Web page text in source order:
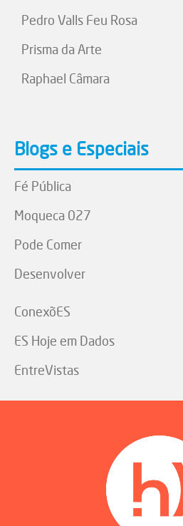
Pedro Valls Feu Rosa
Prisma da Arte
Raphael Câmara
Blogs e Especiais
Fé Pública
Moqueca 027
Pode Comer
Desenvolver
ConexõES
ES Hoje em Dados
EntreVistas